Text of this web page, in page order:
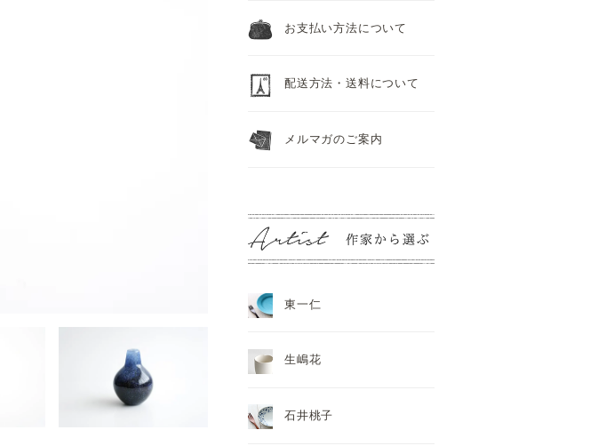
お支払い方法について
配送方法・送料について
メルマガのご案内
東一仁
生嶋花
石井桃子